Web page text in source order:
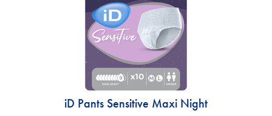
iD Pants Sensitive Maxi Night